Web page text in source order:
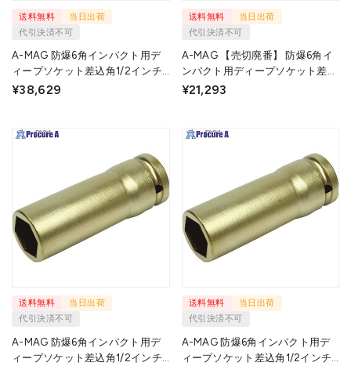
送料無料
当日出荷
代引決済不可
A-MAG 防爆6角インパクト用デ
ィープソケット差込角1/2インチ
用 対辺21mm 0351049S 1個
¥38,629
送料無料
当日出荷
代引決済不可
A-MAG 【売切廃番】 防爆6角イ
ンパクト用ディープソケット差込
角1/2インチ用 対辺23mm
¥21,293
送料無料
当日出荷
代引決済不可
A-MAG 防爆6角インパクト用デ
ィープソケット差込角1/2インチ
送料無料
当日出荷
代引決済不可
A-MAG 防爆6角インパクト用デ
ィープソケット差込角1/2インチ